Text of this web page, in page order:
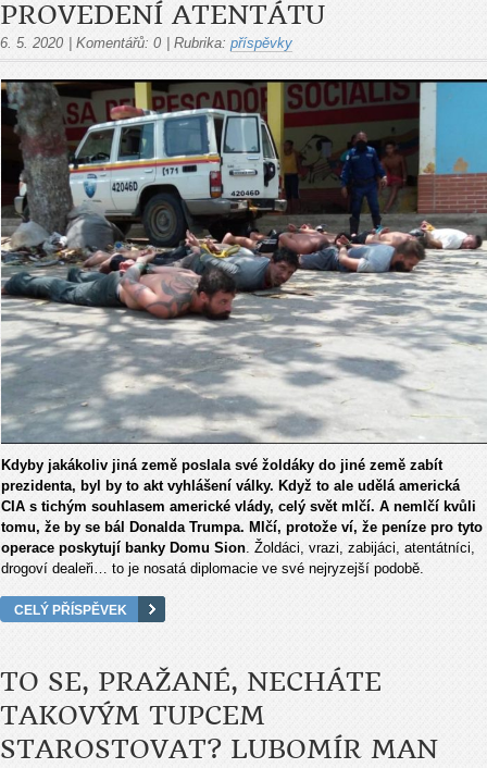
PROVEDENÍ ATENTÁTU
6. 5. 2020 Komentářů: 0 Rubrika: příspěvky
Kdyby jakákoliv jiná země poslala své žoldáky do jiné země zabít
prezidenta, byl by to akt vyhlášení války. Když to ale udělá americká
CIA s tichým souhlasem americké vlády, celý svět mlčí. A nemlčí kvůli
tomu, že by se bál Donalda Trumpa. Mlčí, protože ví, že peníze pro tyto
operace poskytují banky Domu Sion. Žoldáci, vrazi, zabijáci, atentátníci,
drogoví dealeři… to je nosatá diplomacie ve své nejryzejší podobě.
CELÝ PŘÍSPĚVEK
TO SE, PRAŽANÉ, NECHÁTE
TAKOVÝM TUPCEM
STAROSTOVAT? LUBOMÍR MAN